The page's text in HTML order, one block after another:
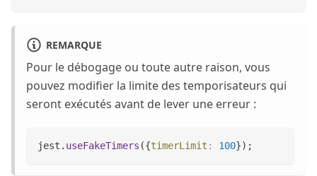
REMARQUE
Pour le débogage ou toute autre raison, vous
pouvez modifier la limite des temporisateurs qui
seront exécutés avant de lever une erreur :
jest . useFakeTimers ({timerLimit : 100}) ;